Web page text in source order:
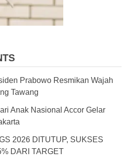
Prabowo Resmikan Wajah
Tawang
Anak Nasional Accor Gelar
2026 DITUTUP, SUKSES
DARI TARGET